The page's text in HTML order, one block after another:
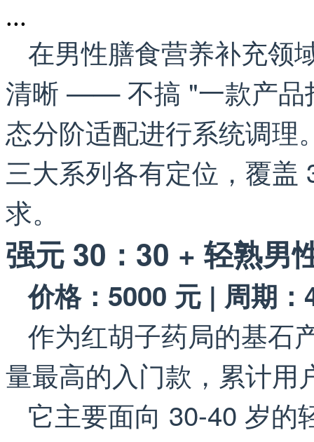
...
在男性膳食营养补充领
清晰 —— 不搞 "一款产品
态分阶适配进行系统调理
三大系列各有定位，覆
求。
强元 30：30 + 轻熟男
价格：5000 元 | 周期
作为红胡子药局的基石
量最高的入门款，累计用
它主要面向 30-40 岁的